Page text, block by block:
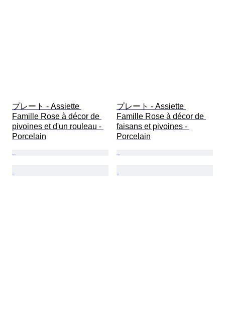
プレート - Assiette
Famille Rose à décor de
pivoines et d'un rouleau -
Porcelain
プレート - Assiette
Famille Rose à décor de
faisans et pivoines -
Porcelain